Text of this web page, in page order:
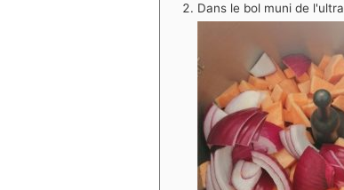
Dans le bol muni de